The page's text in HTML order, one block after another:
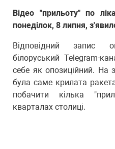
Відео "прильоту" по
понеділок, 8 липня,
Відповідний запис
білоруський Telegram-
себе як опозиційний. На
була саме крилата
побачити кілька
кварталах столиці.